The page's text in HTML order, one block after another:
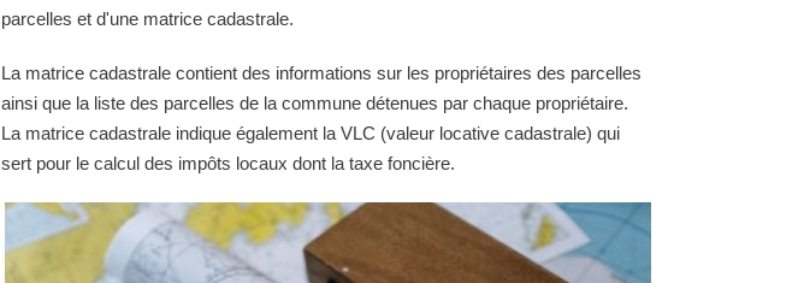
parcelles et d'une matrice cadastrale.
La matrice cadastrale contient des informations sur les propriétaires des parcelles
ainsi que la liste des parcelles de la commune détenues par chaque propriétaire.
La matrice cadastrale indique également la VLC (valeur locative cadastrale) qui
sert pour le calcul des impôts locaux dont la taxe foncière.